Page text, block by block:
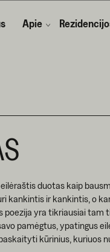
Apie
duotas kaip
kankintis ir kankintis, o
yra tikriausiai tam
pamėgtus, ypatingus
kūrinius, kuriuos